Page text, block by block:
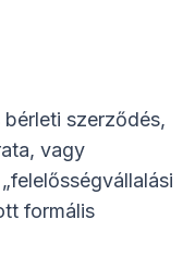
szerződés,
vagy
formális